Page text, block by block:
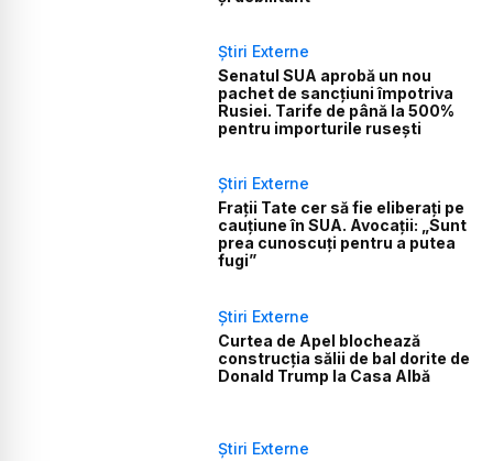
Știri Externe
Senatul SUA aprobă un nou
pachet de sancțiuni împotriva
Rusiei. Tarife de până la 500%
pentru importurile rusești
Știri Externe
Frații Tate cer să fie eliberați pe
cauțiune în SUA. Avocații: „Sunt
prea cunoscuți pentru a putea
fugi”
Știri Externe
Curtea de Apel blochează
construcția sălii de bal dorite de
Donald Trump la Casa Albă
Știri Externe